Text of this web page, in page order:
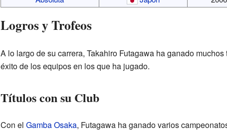
Logros y Trofeos
A lo largo de su carrera, Takahiro Futagawa ha ganado
éxito de los equipos en los que ha jugado.
Títulos con su Club
Con el Gamba Osaka, Futagawa ha ganado varios